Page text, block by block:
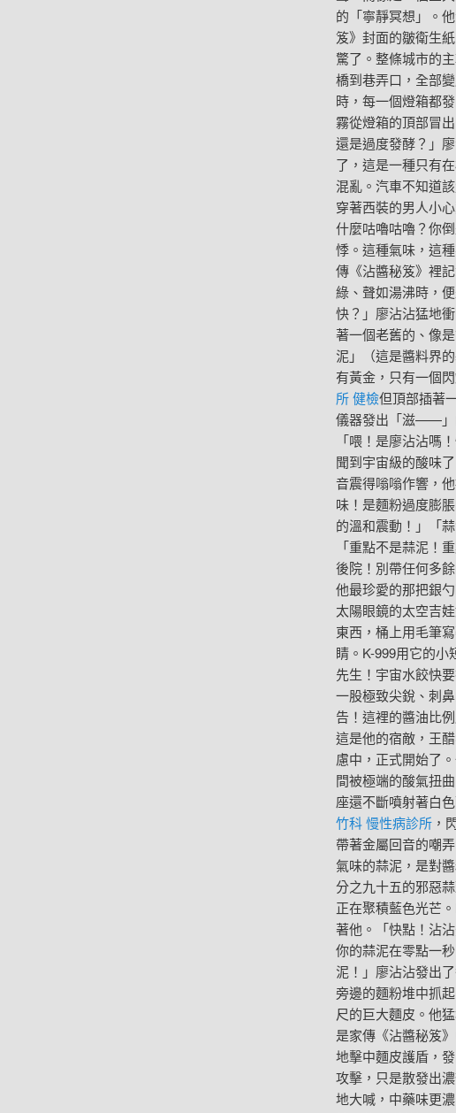
的「寧靜冥想」。
笈》封面的皺衛生
驚了。整條城市的
橋到巷弄口，全部
時，每一個燈箱都
霧從燈箱的頂部冒
還是過度發酵？」
了，這是一種只有
混亂。汽車不知道
穿著西裝的男人小
什麼咕嚕咕嚕？你
悸。這種氣味，這
傳《沾醬秘笈》裡
綠、聲如湯沸時，
快？」廖沾沾猛地
著一個老舊的、像
泥」（這是醬料界
有黃金，只有一個
所 健檢但頂部插著
儀器發出「滋——」
「喂！是廖沾沾嗎
聞到宇宙級的酸味
音震得嗡嗡作響，
味！是麵粉過度膨
的溫和震動！」「
「重點不是蒜泥！
後院！別帶任何多
他最珍愛的那把銀
太陽眼鏡的太空吉
東西，桶上用毛筆
睛。K-999用它的
先生！宇宙水餃快
一股極致尖銳、刺
告！這裡的醬油比
這是他的宿敵，王
慮中，正式開始了
間被極端的酸氣扭
座還不斷噴射著白
竹科 慢性病診所，
帶著金屬回音的嘲
氣味的蒜泥，是對
分之九十五的邪惡
正在聚積藍色光芒
著他。「快點！沾
你的蒜泥在零點一
泥！」廖沾沾發出
旁邊的麵粉堆中抓
尺的巨大麵皮。他
是家傳《沾醬秘笈
地擊中麵皮護盾，
攻擊，只是散發出
地大喊，中藥味更